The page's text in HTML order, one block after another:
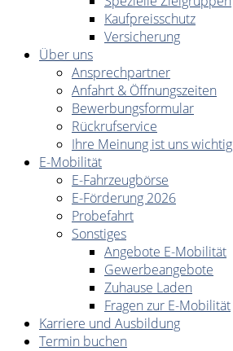
Kaufpreisschutz
Versicherung
Über uns
Ansprechpartner
Anfahrt & Öffnungszeiten
Bewerbungsformular
Rückrufservice
Ihre Meinung ist uns wichtig
E-Mobilität
E-Fahrzeugbörse
E-Förderung 2026
Probefahrt
Sonstiges
Angebote E-Mobilität
Gewerbeangebote
Zuhause Laden
Fragen zur E-Mobilität
Karriere und Ausbildung
Termin buchen